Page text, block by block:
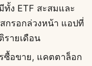
ง ETF สะสมและ
กรอกล่วงหน้า แอปที่
รายเดือน
ซื้อขาย, แคตตาล็อก